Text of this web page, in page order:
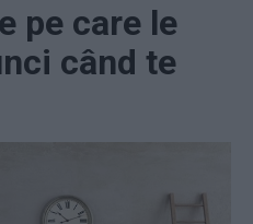
pe care le
când te